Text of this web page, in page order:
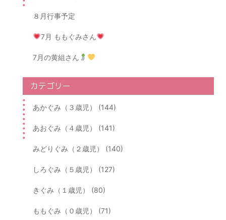
８月行事予定
7月 ももぐみさん
7月の黄組さん
カテゴリー
あかぐみ（３歳児） (144)
あおぐみ（４歳児） (141)
みどりぐみ（２歳児） (140)
しろぐみ（５歳児） (127)
きぐみ（１歳児） (80)
ももぐみ（０歳児） (71)